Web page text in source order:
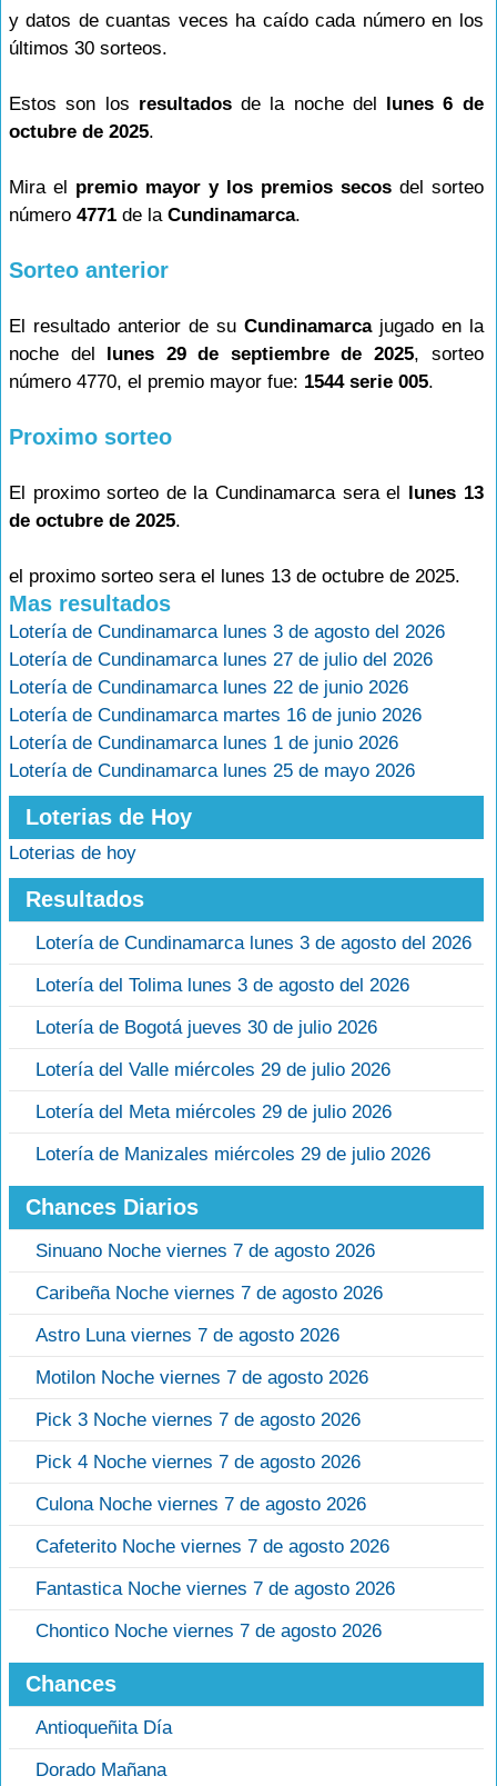
y datos de cuantas veces ha caído cada número en los
últimos 30 sorteos.
Estos son los resultadosde la noche del lunes 6 de
octubre de 2025.
Mira el premio mayor y los premios secosdel sorteo
número 4771 de la Cundinamarca.
Sorteo anterior
El resultado anterior de su Cundinamarcajugado en la
noche del lunes 29 de septiembre de 2025, sorteo
número 4770, el premio mayor fue: 1544 serie 005.
Proximo sorteo
El proximo sorteo de la Cundinamarca sera el lunes 13
de octubre de 2025.
el proximo sorteo sera el lunes 13 de octubre de 2025.
Mas resultados
Lotería de Cundinamarca lunes 3 de agosto del 2026
Lotería de Cundinamarca lunes 27 de julio del 2026
Lotería de Cundinamarca lunes 22 de junio 2026
Lotería de Cundinamarca martes 16 de junio 2026
Lotería de Cundinamarca lunes 1 de junio 2026
Lotería de Cundinamarca lunes 25 de mayo 2026
Loterias de Hoy
Loterias de hoy
Resultados
Lotería de Cundinamarca lunes 3 de agosto del 2026
Lotería del Tolima lunes 3 de agosto del 2026
Lotería de Bogotá jueves 30 de julio 2026
Lotería del Valle miércoles 29 de julio 2026
Lotería del Meta miércoles 29 de julio 2026
Lotería de Manizales miércoles 29 de julio 2026
Chances Diarios
Sinuano Noche viernes 7 de agosto 2026
Caribeña Noche viernes 7 de agosto 2026
Astro Luna viernes 7 de agosto 2026
Motilon Noche viernes 7 de agosto 2026
Pick 3 Noche viernes 7 de agosto 2026
Pick 4 Noche viernes 7 de agosto 2026
Culona Noche viernes 7 de agosto 2026
Cafeterito Noche viernes 7 de agosto 2026
Fantastica Noche viernes 7 de agosto 2026
Chontico Noche viernes 7 de agosto 2026
Chances
Antioqueñita Día
Dorado Mañana